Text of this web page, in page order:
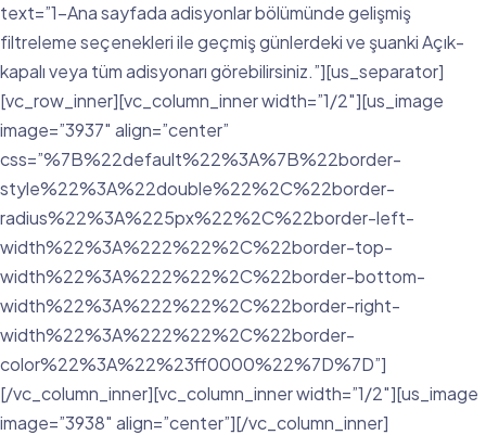
text=”1-Ana sayfada adisyonlar bölümünde gelişmiş
filtreleme seçenekleri ile geçmiş günlerdeki ve şuanki Açık-
kapalı veya tüm adisyonarı görebilirsiniz.”][us_separator]
[vc_row_inner][vc_column_inner width=”1/2″][us_image
image=”3937″ align=”center”
css=”%7B%22default%22%3A%7B%22border-
style%22%3A%22double%22%2C%22border-
radius%22%3A%225px%22%2C%22border-left-
width%22%3A%222%22%2C%22border-top-
width%22%3A%222%22%2C%22border-bottom-
width%22%3A%222%22%2C%22border-right-
width%22%3A%222%22%2C%22border-
color%22%3A%22%23ff0000%22%7D%7D”]
[/vc_column_inner][vc_column_inner width=”1/2″][us_image
image=”3938″ align=”center”][/vc_column_inner]